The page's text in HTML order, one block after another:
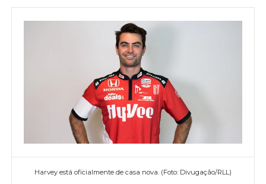
Harvey está oficialmente de casa nova. (Foto: Divugação/RLL)